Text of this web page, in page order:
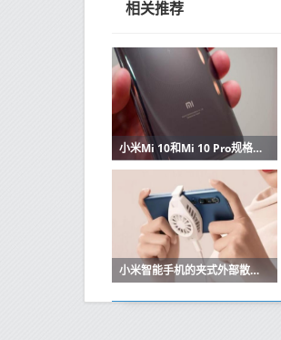
相关推荐
小米Mi 10和Mi 10 Pro规格和价格在线出现
小米智能手机的夹式外部散热风扇开始销售